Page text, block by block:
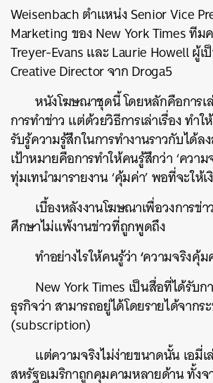
Weisenbachตำแหน่งSenior Vice
Marketing ของNew York Timesทีม
Treyer-EvansและLaurie Howellผู้เ
Creative DirectorจากDroga5
หนังโฆษณาชุดนี้โดยหลักคือการเ
การทำข่าว แต่ด้วยวิธีการเล่าเรื่องทำใ
รับรู้ความรู้สึกในการทำงานราวกับได้ล
เป้าหมายคือการทำให้คนรู้สึกว่า‘ความ
ทุ่มเทนำมารายงาน‘คุ้มค่า’พอที่จะให้
เบื้องหลังงานโฆษณาเพื่อวงการข่
ศึกษาไม่แพ้งานข่าวที่ถูกพูดถึง
ทำอย่างไรให้คนรู้ว่า‘ความจริงคุ้
New York Times เป็นสื่อที่ได้รับก
ธุรกิจว่าสามารถอยู่ได้โดยรายได้จาก
(subscription)
แต่ความจริงไม่ง่ายขนาดนั้นเอมี่
สหรัฐอเมริกาถูกคุมคามหลายด้านทั้งจ